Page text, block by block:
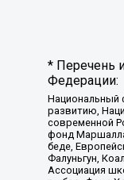
* Перечень
Федерации:
Национальный
развитию,
современной
фонд
беде,
Фалуньгун,
Ассоциация